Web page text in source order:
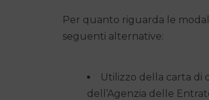
Per quanto riguarda le
seguenti alternative:
Utilizzo della carta di
dell’Agenzia delle